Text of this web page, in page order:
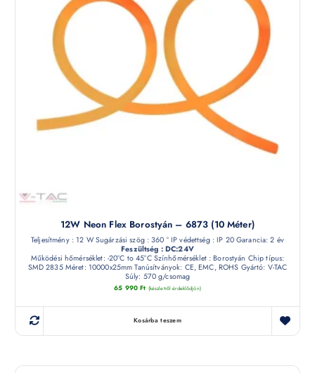
12W Neon Flex Borostyán – 6873 (10 Méter)
Teljesítmény : 12 W Sugárzási szög : 360 ° IP védettség : IP 20 Garancia: 2 év
Feszültség : DC:24V
Működési hőmérséklet: -20°C to 45°C Színhőmérséklet : Borostyán Chip típus:
SMD 2835 Méret: 10000x25mm Tanúsítványok: CE, EMC, ROHS Gyártó: V-TAC
Súly: 570 g/csomag
65 990Ft (készletről érdeklődjön)
Kosárba teszem